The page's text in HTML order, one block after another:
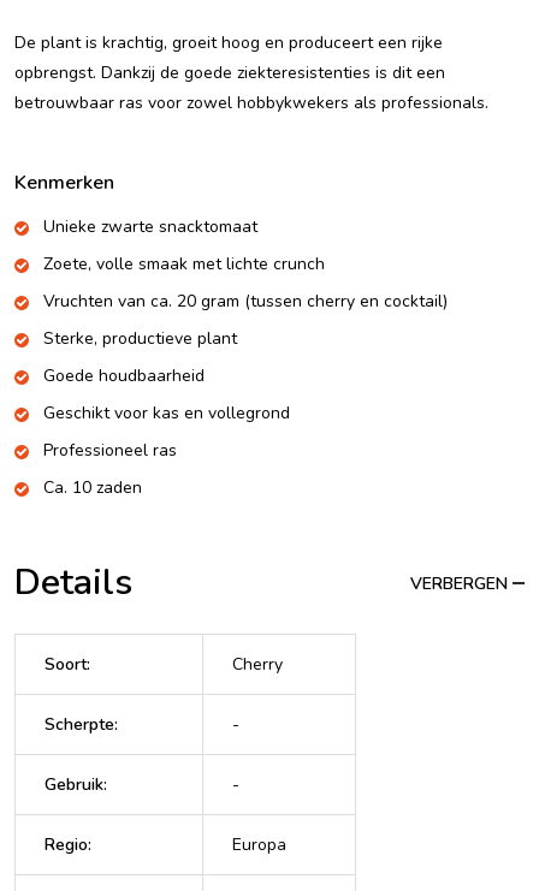
De plant is krachtig, groeit hoog en produceert een rijke
opbrengst. Dankzij de goede ziekteresistenties is dit een
betrouwbaar ras voor zowel hobbykwekers als professionals.
Kenmerken
Unieke zwarte snacktomaat
Zoete, volle smaak met lichte crunch
Vruchten van ca. 20 gram (tussen cherry en cocktail)
Sterke, productieve plant
Goede houdbaarheid
Geschikt voor kas en vollegrond
Professioneel ras
Ca. 10 zaden
Details VERBERGEN
Soort: Cherry
Scherpte: -
Gebruik: -
Regio: Europa